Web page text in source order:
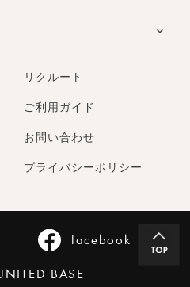
リクルート
ご利用ガイド
お問い合わせ
プライバシーポリシー
facebook
BASE